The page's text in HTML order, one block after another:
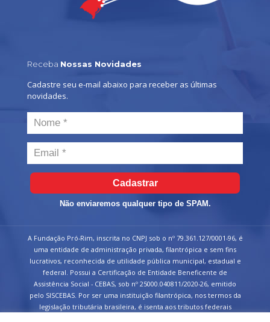
Receba Nossas Novidades
Cadastre seu e-mail abaixo para receber as últimas
novidades.
Cadastrar
Não enviaremos qualquer tipo de SPAM.
A Fundação Pró-Rim, inscrita no CNPJ sob o nº 79.361.127/0001-96, é
uma entidade de administração privada, filantrópica e sem fins
lucrativos, reconhecida de utilidade pública municipal, estadual e
federal. Possui a Certificação de Entidade Beneficente de
Assistência Social - CEBAS, sob nº 25000.040811/2020-26, emitido
pelo SISCEBAS. Por ser uma instituição filantrópica, nos termos da
legislação tributária brasileira, é isenta aos tributos federais